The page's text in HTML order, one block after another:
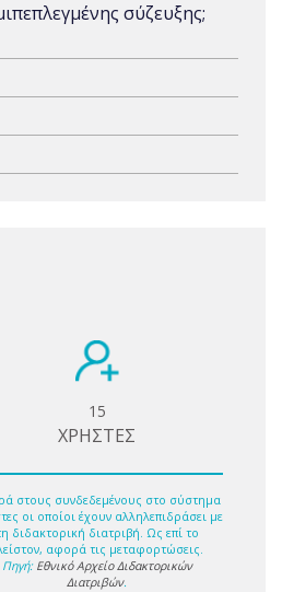
σύζευξης;
15
ΧΡΗΣΤΕΣ
στους συνδεδεμένους στο σύστημα
οι οποίοι έχουν αλληλεπιδράσει με
διδακτορική διατριβή. Ως επί το
αφορά τις μεταφορτώσεις.
Πηγή: Εθνικό Αρχείο Διδακτορικών
Διατριβών.